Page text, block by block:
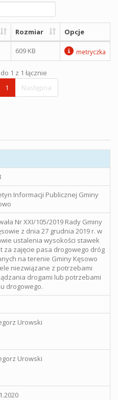
Rozmiar Opcje
609 KB metryczka
1 z 1 łącznie
1 Następna
Informacji Publicznej Gminy
Nr XXI/105/2019 Rady Gminy
z dnia 27 grudnia 2019 r. w
ustalenia wysokości stawek
za zajęcie pasa drogowego dróg
na terenie Gminy Kęsowo
niezwiązane z potrzebami
drogami lub potrzebami
drogowego.
Urowski
Urowski